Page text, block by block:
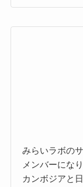
みらいラボの
メンバーにな
カンボジアと